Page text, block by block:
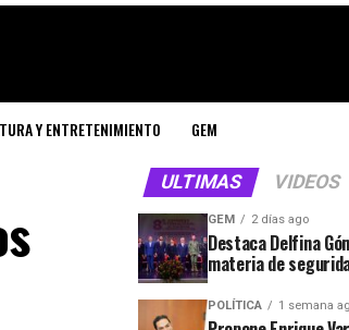
Y ENTRETENIMIENTO GEM
ULTIMAS VIDEOS
GEM 2 días ago
Destaca Delfina
materia de
POLÍTICA 1 semana